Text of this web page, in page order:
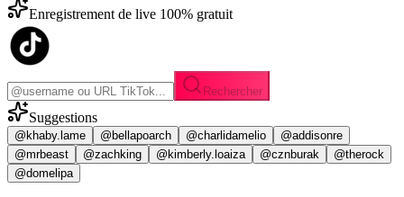
Enregistrement de live 100% gratuit
Rechercher
Suggestions
@khaby.lame @bellapoarch @charlidamelio
@addisonre
@mrbeast
@zachking @kimberly.loaiza @cznburak
@therock
@domelipa